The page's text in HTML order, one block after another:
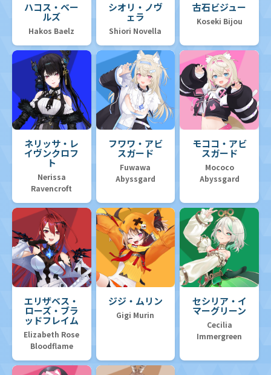
ハコス・ベー
ルズ
Hakos Baelz
シオリ・ノヴ
ェラ
Shiori Novella
古石ビジュー
Koseki Bijou
ネリッサ・レ
イヴンクロフ
ト
Nerissa
Ravencroft
フワワ・アビ
スガード
Fuwawa
Abyssgard
モココ・アビ
スガード
Mococo
Abyssgard
エリザベス・
ローズ・ブラ
ッドフレイム
Elizabeth Rose
Bloodflame
ジジ・ムリン
Gigi Murin
セシリア・イ
マーグリーン
Cecilia
Immergreen